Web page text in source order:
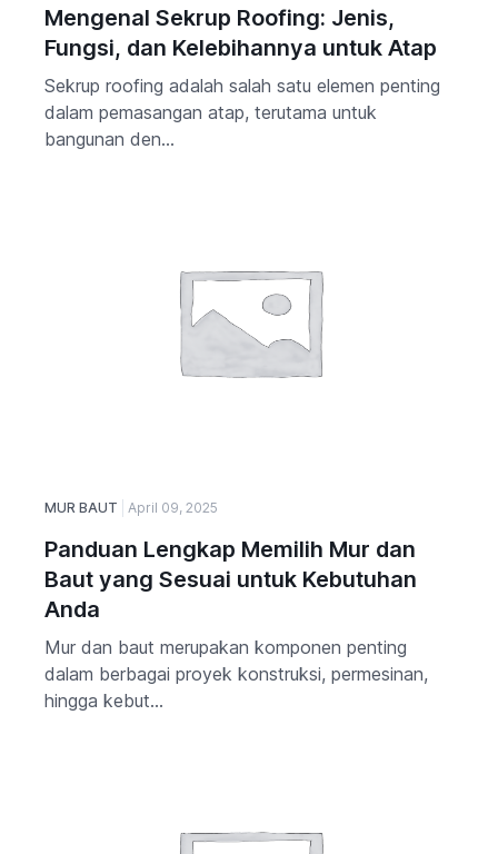
Mengenal Sekrup Roofing: Jenis,
Fungsi, dan Kelebihannya untuk Atap
Sekrup roofing adalah salah satu elemen penting
dalam pemasangan atap, terutama untuk
bangunan den...
MUR BAUT April 09, 2025
Panduan Lengkap Memilih Mur dan
Baut yang Sesuai untuk Kebutuhan
Anda
Mur dan baut merupakan komponen penting
dalam berbagai proyek konstruksi, permesinan,
hingga kebut...